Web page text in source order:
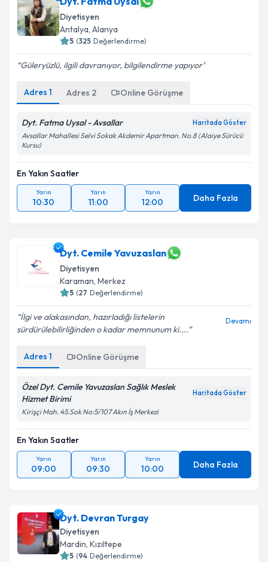
Dyt. Fatma Uysal
Diyetisyen
Antalya,Alanya
( Değerlendirme)
Güleryüzlü, ilgili davranıyor, bilgilendirme yapıyor
Adres 1 Adres 2 Online Görüşme
Dyt. Fatma Uysal - Avsallar
Avsallar Mahallesi Selvi Sokak Akdemir Apartman. No.8 (Alaiye Sürücü
Kursu)
En Yakın Saatler
Yarın
10:30
Yarın
11:00
Yarın
12:00 Daha Fazla
Dyt. Cemile Yavuzaslan
Diyetisyen
Karaman, Merkez
( Değerlendirme)
İlgi ve alakasından, hazırladığı listelerin
sürdürülebilirliğinden o kadar memnunum ki....
Adres 1 Online Görüşme
Özel Dyt. Cemile Yavuzaslan Sağlık Meslek
Hizmet Birimi
Kirişçi Mah. 45.Sok No:5/107 Akın İş Merkezi
En Yakın Saatler
Yarın
09:00
Yarın
09:30
Yarın
10:00 Daha Fazla
Dyt. Devran Turgay
Diyetisyen
Mardin, Kızıltepe